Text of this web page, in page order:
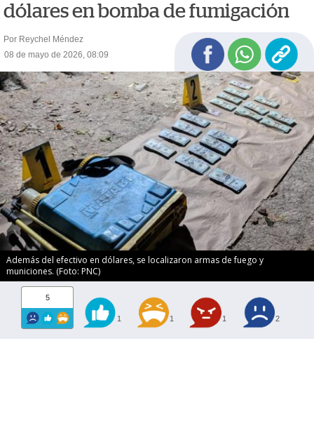
dólares en bomba de fumigación
Por Reychel Méndez
08 de mayo de 2026, 08:09
Además del efectivo en dólares, se localizaron armas de fuego y
municiones. (Foto: PNC)
5
1 1 1 2